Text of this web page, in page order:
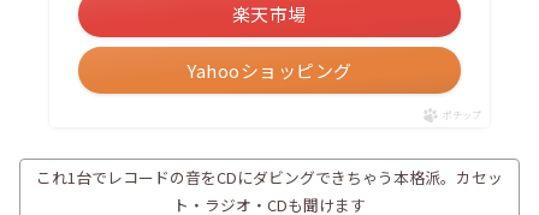
楽天市場
Yahooショッピング
ポチップ
これ1台でレコードの音をCDにダビングできちゃう本格派。カセッ
ト・ラジオ・CDも聞けます